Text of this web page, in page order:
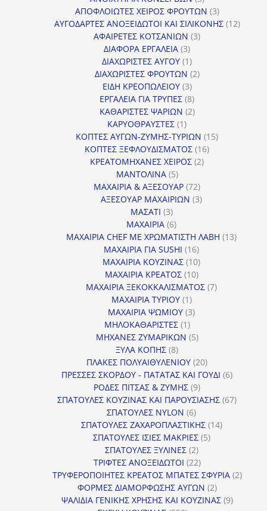
προϊόντα
ΑΠΟΦΛΟΙΩΤΕΣ ΧΕΙΡΟΣ ΦΡΟΥΤΩΝ 33
προϊόντα
ΑΥΓΟΔΑΡΤΕΣ ΑΝΟΞΕΙΔΩΤΟΙ ΚΑΙ ΣΙΛΙΚΟΝΗΣ 1212
ΑΦΑΙΡΕΤΕΣ ΚΟΤΣΑΝΙΩΝ 33
ΔΙΑΦΟΡΑ ΕΡΓΑΛΕΙΑ 33
προϊόντα
ΔΙΑΧΩΡΙΣΤΕΣ ΑΥΓΟΥ 11
προϊόν
ΔΙΑΧΩΡΙΣΤΕΣ ΦΡΟΥΤΩΝ 22
ΕΙΔΗ ΚΡΕΟΠΩΛΕΙΟΥ 33
προϊόντα
ΕΡΓΑΛΕΙΑ ΓΙΑ ΤΡΥΠΕΣ 88
προϊόντα
ΚΑΘΑΡΙΣΤΕΣ ΨΑΡΙΩΝ 22
ΚΑΡΥΟΘΡΑΥΣΤΕΣ 11
προϊόν
ΚΟΠΤΕΣ ΑΥΓΩΝ-ΖΥΜΗΣ-ΤΥΡΙΩΝ 1515
ΚΟΠΤΕΣ ΞΕΦΛΟΥΔΙΣΜΑΤΟΣ 1616
ΚΡΕΑΤΟΜΗΧΑΝΕΣ ΧΕΙΡΟΣ 22
ΜΑΝΤΟΛΙΝΑ 55
προϊόντα
ΜΑΧΑΙΡΙΑ & ΑΞΕΣΟΥΑΡ 7272
προϊόντα
ΑΞΕΣΟΥΑΡ ΜΑΧΑΙΡΙΩΝ 33
ΜΑΣΑΤΙ 33
προϊόντα
ΜΑΧΑΙΡΙΑ 66
προϊόντα
ΜΑΧΑΙΡΙΑ CHEF ΜΕ ΧΡΩΜΑΤΙΣΤΗ ΛΑΒΗ 1313
ΜΑΧΑΙΡΙΑ ΓΙΑ SUSHI 1616
προϊόντα
ΜΑΧΑΙΡΙΑ ΚΟΥΖΙΝΑΣ 1010
προϊόντα
ΜΑΧΑΙΡΙΑ ΚΡΕΑΤΟΣ 1010
προϊόντα
ΜΑΧΑΙΡΙΑ ΞΕΚΟΚΚΑΛΙΣΜΑΤΟΣ 77
ΜΑΧΑΙΡΙΑ ΤΥΡΙΟΥ 11
προϊόν
ΜΑΧΑΙΡΙΑ ΨΩΜΙΟΥ 33
ΜΗΛΟΚΑΘΑΡΙΣΤΕΣ 11
προϊόν
ΜΗΧΑΝΕΣ ΖΥΜΑΡΙΚΩΝ 55
ΞΥΛΑ ΚΟΠΗΣ 88
προϊόντα
ΠΛΑΚΕΣ ΠΟΛΥΑΙΘΥΛΕΝΙΟΥ 2020
προϊόντα
ΠΡΕΣΣΕΣ ΣΚΟΡΔΟΥ - ΠΑΤΑΤΑΣ ΚΑΙ ΓΟΥΔΙ 66
ΡΟΔΕΣ ΠΙΤΣΑΣ & ΖΥΜΗΣ 99
προϊόντα
ΣΠΑΤΟΥΛΕΣ ΚΟΥΖΙΝΑΣ ΚΑΙ ΠΑΡΟΥΣΙΑΣΗΣ 6767
ΣΠΑΤΟΥΛΕΣ NYLON 66
προϊόντα
ΣΠΑΤΟΥΛΕΣ ΖΑΧΑΡΟΠΛΑΣΤΙΚΗΣ 1414
ΣΠΑΤΟΥΛΕΣ ΙΣΙΕΣ ΜΑΚΡΙΕΣ 55
ΣΠΑΤΟΥΛΕΣ ΞΥΛΙΝΕΣ 22
προϊόντα
ΤΡΙΦΤΕΣ ΑΝΟΞΕΙΔΩΤΟΙ 2222
προϊόντα
ΤΡΥΦΕΡΟΠΟΙΗΤΕΣ ΚΡΕΑΤΟΣ ΜΠΑΤΕΣ ΣΦΥΡΙΑ 22
ΦΟΡΜΕΣ ΔΙΑΜΟΡΦΩΣΗΣ ΑΥΓΩΝ 22
προϊόντα
ΨΑΛΙΔΙΑ ΓΕΝΙΚΗΣ ΧΡΗΣΗΣ ΚΑΙ ΚΟΥΖΙΝΑΣ 99